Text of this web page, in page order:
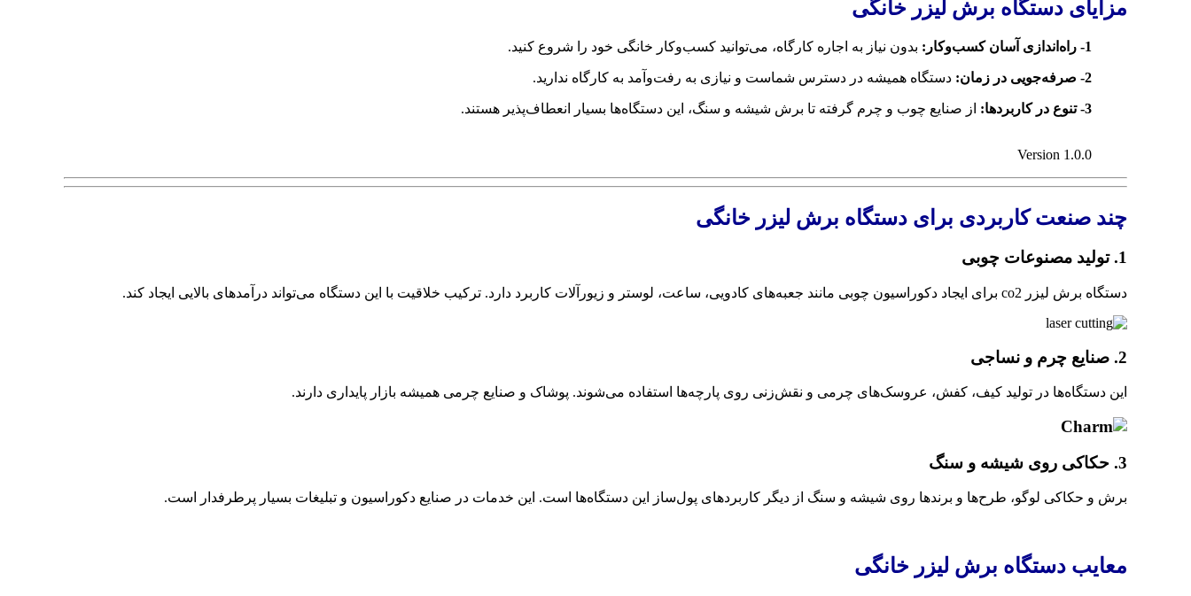
مزایای دستگاه برش لیزر خانگی
1- راه‌اندازی آسان کسب‌وکار: بدون نیاز به اجاره کارگاه، می‌توانید کسب‌وکار خانگی خود را شروع کنید.
2- صرفه‌جویی در زمان: دستگاه همیشه در دسترس شماست و نیازی به رفت‌وآمد به کارگاه ندارید.
3- تنوع در کاربردها: از صنایع چوب و چرم گرفته تا برش شیشه و سنگ، این دستگاه‌ها بسیار انعطاف‌پذیر هستند.
Version 1.0.0
چند صنعت کاربردی برای دستگاه برش لیزر خانگی
1. تولید مصنوعات چوبی
دستگاه برش لیزر co2 برای ایجاد دکوراسیون چوبی مانند جعبه‌های کادویی، ساعت، لوستر و زیورآلات کاربرد دارد. ترکیب خلاقیت با این دستگاه می‌تواند درآمدهای بالایی ایجاد کند.
2. صنایع چرم و نساجی
این دستگاه‌ها در تولید کیف، کفش، عروسک‌های چرمی و نقش‌زنی روی پارچه‌ها استفاده می‌شوند. پوشاک و صنایع چرمی همیشه بازار پایداری دارند.
3. حکاکی روی شیشه و سنگ
برش و حکاکی لوگو، طرح‌ها و برندها روی شیشه و سنگ از دیگر کاربردهای پول‌ساز این دستگاه‌ها است. این خدمات در صنایع دکوراسیون و تبلیغات بسیار پرطرفدار است.
معایب دستگاه برش لیزر خانگی